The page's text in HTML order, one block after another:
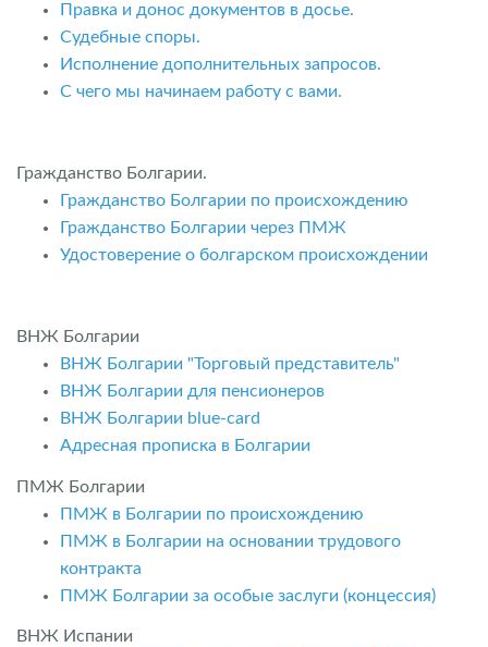
Правка и донос документов в досье.
Судебные споры.
Исполнение дополнительных запросов.
С чего мы начинаем работу с вами.
Гражданство Болгарии.
Гражданство Болгарии по происхождению
Гражданство Болгарии через ПМЖ
Удостоверение о болгарском происхождении
ВНЖ Болгарии
ВНЖ Болгарии "Торговый представитель"
ВНЖ Болгарии для пенсионеров
ВНЖ Болгарии blue-card
Адресная прописка в Болгарии
ПМЖ Болгарии
ПМЖ в Болгарии по происхождению
ПМЖ в Болгарии на основании трудового
контракта
ПМЖ Болгарии за особые заслуги (концессия)
ВНЖ Испании